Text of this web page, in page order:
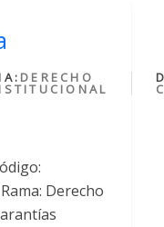
DERECHO
Derecho